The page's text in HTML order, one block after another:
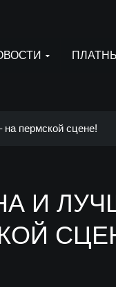
пермской сцене!
И